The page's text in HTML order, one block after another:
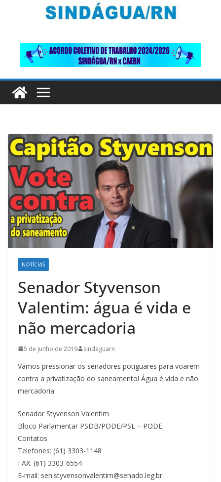
NOTÍCIAS
Senador Styvenson
Valentim: água é vida e
não mercadoria
5 de junho de 2019 sindaguarn
Vamos pressionar os senadores potiguares para voarem
contra a privatização do saneamento! Água é vida e não
mercadoria:
Senador Styvenson Valentim
Bloco Parlamentar PSDB/PODE/PSL – PODE
Contatos
Telefones: (61) 3303-1148
FAX: (61) 3303-6554
E-mail: sen.styvensonvalentim@senado.leg.br